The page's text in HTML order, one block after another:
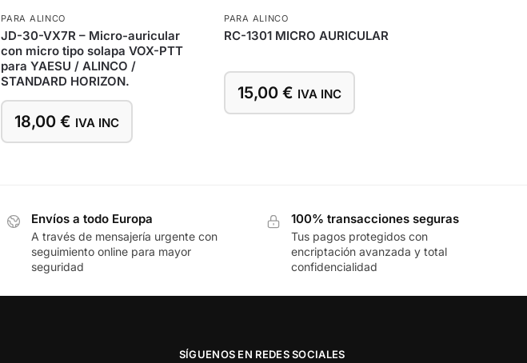
PARA ALINCO
JD-30-VX7R – Micro-auricular
con micro tipo solapa VOX-PTT
para YAESU / ALINCO /
STANDARD HORIZON.
18,00€ IVA INC
PARA ALINCO
RC-1301 MICRO AURICULAR
15,00€ IVA INC
Envíos a todo Europa
A través de mensajería urgente con
seguimiento online para mayor
seguridad
100% transacciones seguras
Tus pagos protegidos con
encriptación avanzada y total
confidencialidad
SÍGUENOS EN REDES SOCIALES